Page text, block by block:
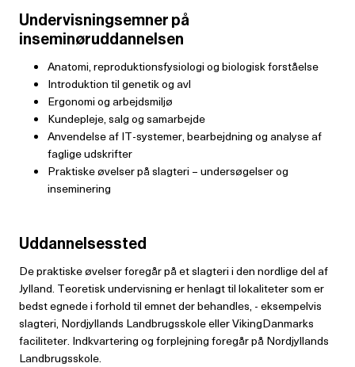
Undervisningsemner på
inseminøruddannelsen
Anatomi, reproduktionsfysiologi og biologisk forståelse
Introduktion til genetik og avl
Ergonomi og arbejdsmiljø
Kundepleje, salg og samarbejde
Anvendelse af IT-systemer, bearbejdning og analyse af
faglige udskrifter
Praktiske øvelser på slagteri – undersøgelser og
inseminering
Uddannelsessted
De praktiske øvelser foregår på et slagteri i den nordlige del af
Jylland. Teoretisk undervisning er henlagt til lokaliteter som er
bedst egnede i forhold til emnet der behandles, - eksempelvis
slagteri, Nordjyllands Landbrugsskole eller VikingDanmarks
faciliteter. Indkvartering og forplejning foregår på Nordjyllands
Landbrugsskole.